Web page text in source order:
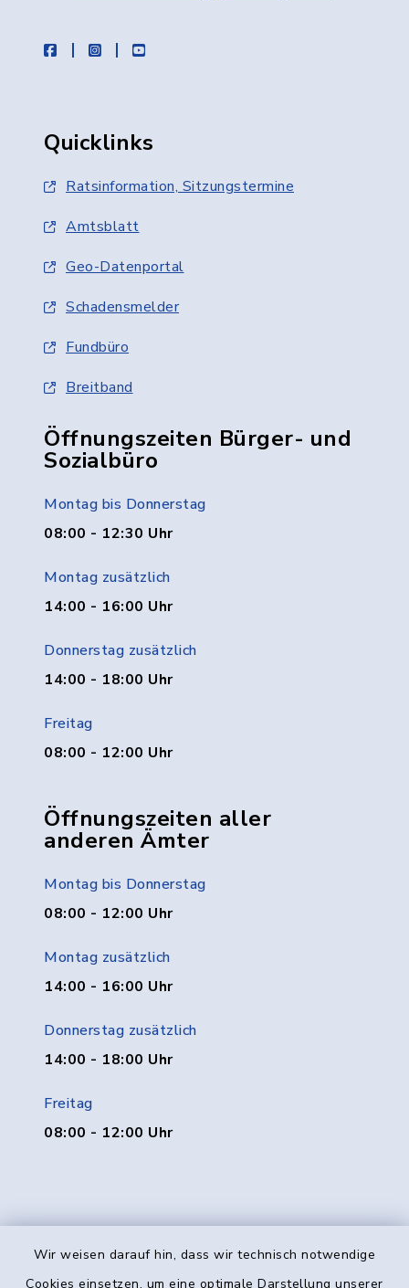
Wir weisen darauf hin, dass wir technisch notwendige
Cookies einsetzen, um eine optimale Darstellung unserer
facebookinstagramyoutube
Quicklinks
Ratsinformation, Sitzungstermine
Amtsblatt
Geo-Datenportal
Schadensmelder
Fundbüro
Breitband
Öffnungszeiten Bürger- und
Sozialbüro
Montag bis Donnerstag
08:00 - 12:30 Uhr
Montag zusätzlich
14:00 - 16:00 Uhr
Donnerstag zusätzlich
14:00 - 18:00 Uhr
Freitag
08:00 - 12:00 Uhr
Öffnungszeiten aller
anderen Ämter
Montag bis Donnerstag
08:00 - 12:00 Uhr
Montag zusätzlich
14:00 - 16:00 Uhr
Donnerstag zusätzlich
14:00 - 18:00 Uhr
Freitag
08:00 - 12:00 Uhr
Kontakt